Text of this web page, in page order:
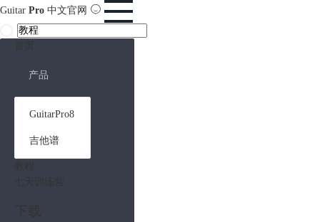
Guitar Pro 中文官网
产品
GuitarPro8
吉他谱